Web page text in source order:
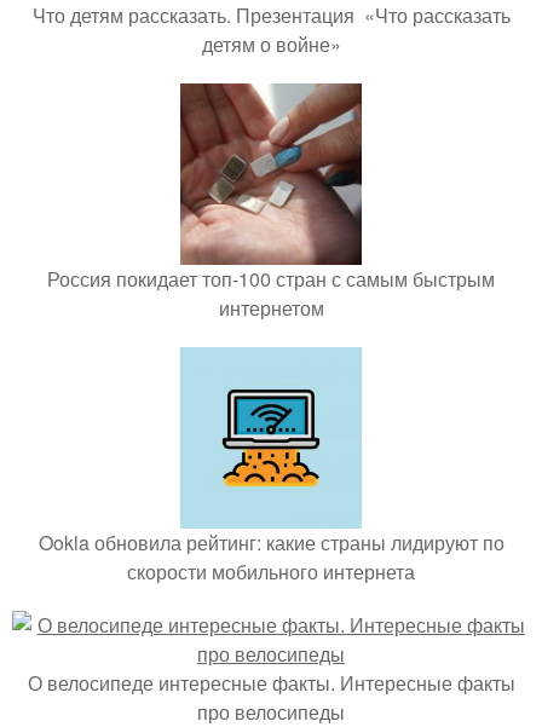
Что детям рассказать. Презентация «Что рассказать
детям о войне»
Россия покидает топ-100 стран с самым быстрым
интернетом
Ookla обновила рейтинг: какие страны лидируют по
скорости мобильного интернета
О велосипеде интересные факты. Интересные факты
про велосипеды